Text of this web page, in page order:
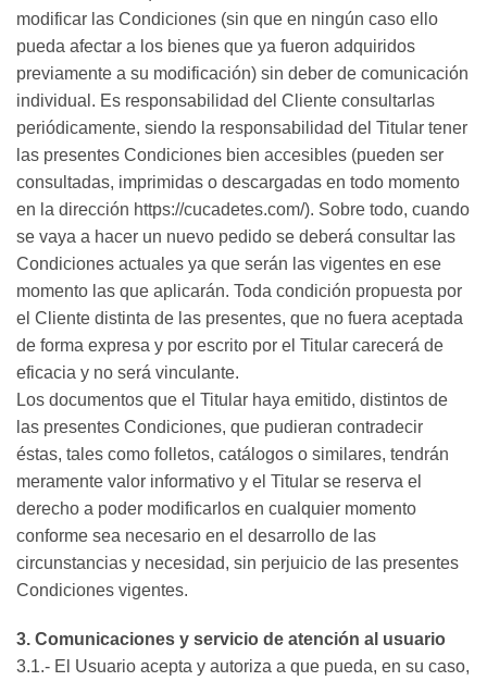
modificar las Condiciones (sin que en ningún caso ello
pueda afectar a los bienes que ya fueron adquiridos
previamente a su modificación) sin deber de comunicación
individual. Es responsabilidad del Cliente consultarlas
periódicamente, siendo la responsabilidad del Titular tener
las presentes Condiciones bien accesibles (pueden ser
consultadas, imprimidas o descargadas en todo momento
en la dirección https://cucadetes.com/). Sobre todo, cuando
se vaya a hacer un nuevo pedido se deberá consultar las
Condiciones actuales ya que serán las vigentes en ese
momento las que aplicarán. Toda condición propuesta por
el Cliente distinta de las presentes, que no fuera aceptada
de forma expresa y por escrito por el Titular carecerá de
eficacia y no será vinculante.
Los documentos que el Titular haya emitido, distintos de
las presentes Condiciones, que pudieran contradecir
éstas, tales como folletos, catálogos o similares, tendrán
meramente valor informativo y el Titular se reserva el
derecho a poder modificarlos en cualquier momento
conforme sea necesario en el desarrollo de las
circunstancias y necesidad, sin perjuicio de las presentes
Condiciones vigentes.
3. Comunicaciones y servicio de atención al usuario
3.1.- El Usuario acepta y autoriza a que pueda, en su caso,